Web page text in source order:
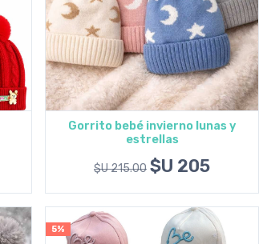
Agregar al carrito
Gorrito bebé invierno lunas y
estrellas
$U 215.00 $U 205
5%